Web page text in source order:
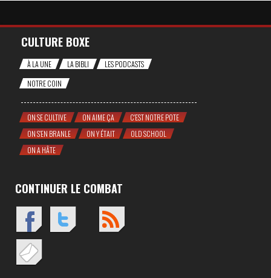
CULTURE BOXE
À LA UNE LA BIBLI
LES PODCASTS
NOTRE COIN
ON SE CULTIVE ON AIME ÇA
C'EST NOTRE POTE
ON S'EN BRANLE
ON Y ÉTAIT
OLD SCHOOL
ON A HÂTE
CONTINUER LE COMBAT